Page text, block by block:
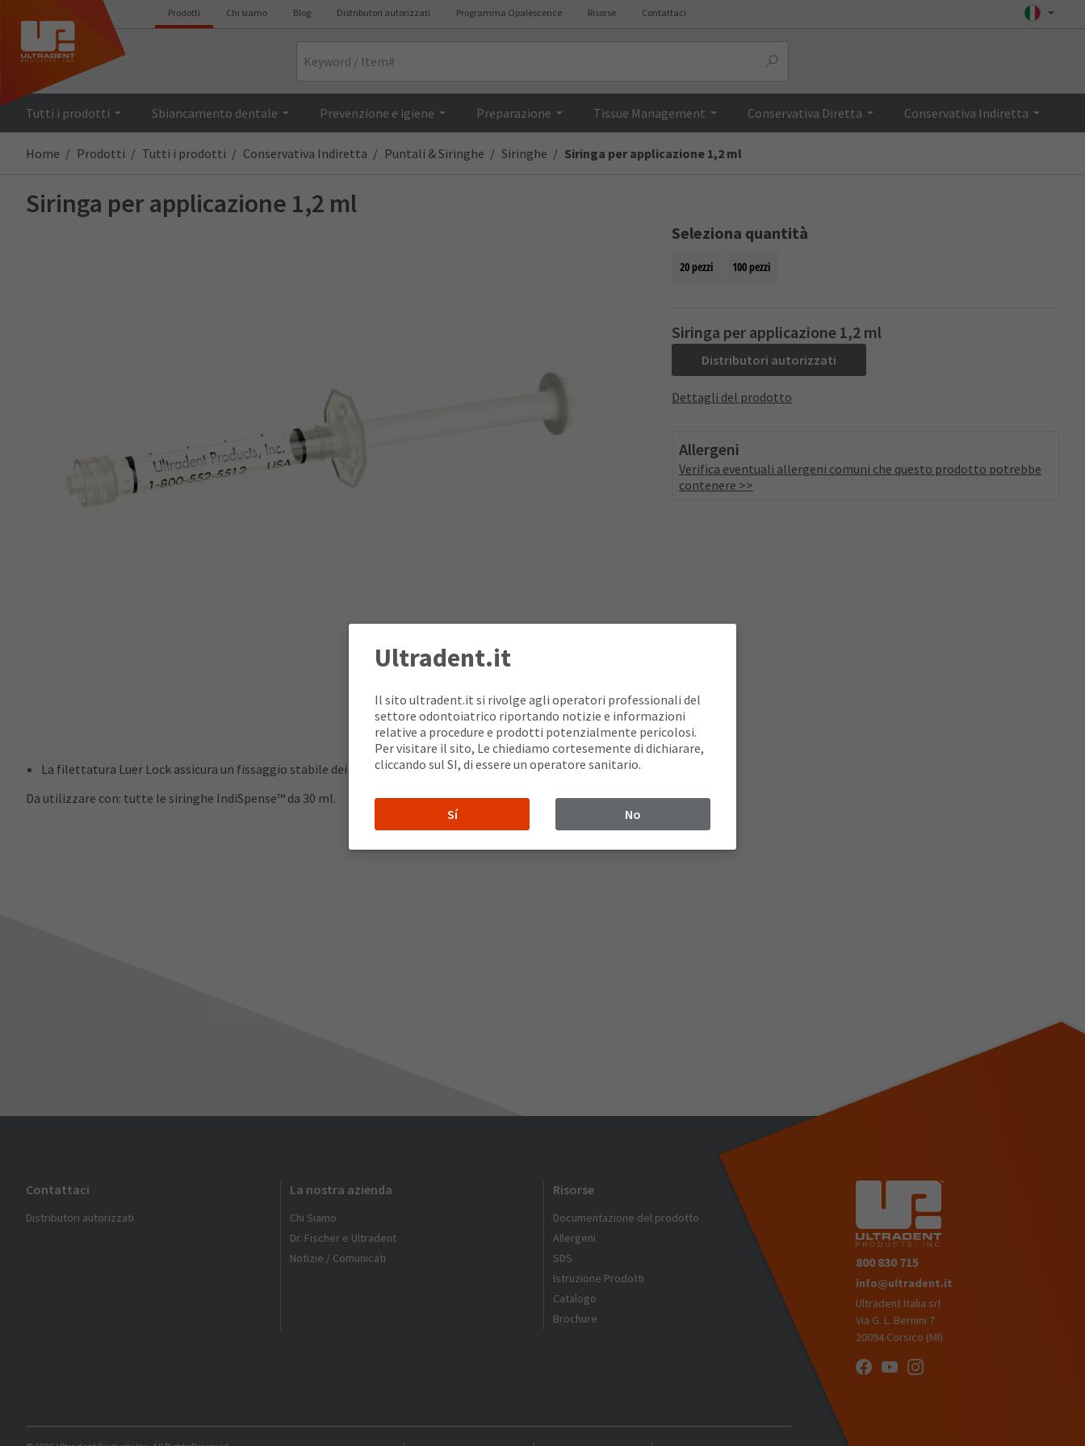
Prodotti Chi siamo Blog Distributori autorizzati Programma Opalescence Risorse Contattaci
Tutti i prodotti Sbiancamento dentale Prevenzione e igiene Preparazione Tissue Management Conservativa Diretta Conservativa Indiretta
Home Prodotti Tutti i prodotti Conservativa Indiretta Puntali & Siringhe Siringhe Siringa per applicazione 1,2 ml
Siringa per applicazione 1,2 ml
Seleziona quantità
20 pezzi 100 pezzi
Siringa per applicazione 1,2 ml
Distributori autorizzati
Dettagli del prodotto
Allergeni
Verifica eventuali allergeni comuni che questo prodotto potrebbe
contenere >>
La filettatura Luer Lock assicura un fissaggio stabile dei puntali
Da utilizzare con: tutte le siringhe IndiSpense™ da 30 ml.
Contattaci
Distributori autorizzati
La nostra azienda
Chi Siamo
Dr. Fischer e Ultradent
Notizie / Comunicati
Risorse
Documentazione del prodotto
Allergeni
SDS
Istruzione Prodotti
Catalogo
Brochure
800 830 715
info@ultradent.it
Ultradent Italia srl
Via G. L. Bernini 7
20094 Corsico (MI)
Ultradent.it
Il sito ultradent.it si rivolge agli operatori professionali del
settore odontoiatrico riportando notizie e informazioni
relative a procedure e prodotti potenzialmente pericolosi.
Per visitare il sito, Le chiediamo cortesemente di dichiarare,
cliccando sul SI, di essere un operatore sanitario.
Sí No